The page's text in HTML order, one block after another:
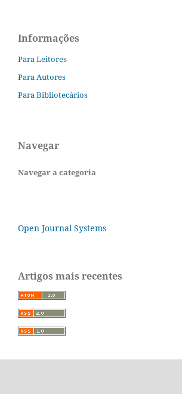
Informações
Para Leitores
Para Autores
Para Bibliotecários
Navegar
Navegar a categoria
Open Journal Systems
Artigos mais recentes